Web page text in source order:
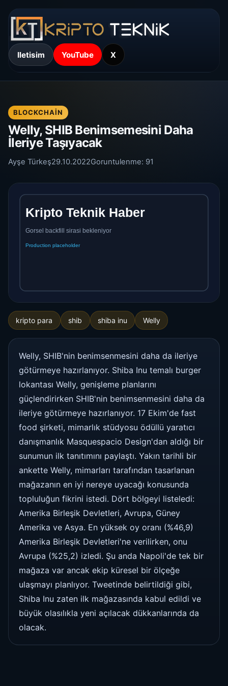
Iletisim YouTube X
BLOCKCHAIN
Welly, SHIB Benimsemesini Daha
İleriye Taşıyacak
Ayşe Türkeş29.10.2022Goruntulenme: 91
kripto para shib shiba inu Welly
Welly, SHIB'nin benimsenmesini daha da ileriye
götürmeye hazırlanıyor. Shiba Inu temalı burger
lokantası Welly, genişleme planlarını
güçlendirirken SHIB'nin benimsenmesini daha da
ileriye götürmeye hazırlanıyor. 17 Ekim'de fast
food şirketi, mimarlık stüdyosu ödüllü yaratıcı
danışmanlık Masquespacio Design'dan aldığı bir
sunumun ilk tanıtımını paylaştı. Yakın tarihli bir
ankette Welly, mimarları tarafından tasarlanan
mağazanın en iyi nereye uyacağı konusunda
topluluğun fikrini istedi. Dört bölgeyi listeledi:
Amerika Birleşik Devletleri, Avrupa, Güney
Amerika ve Asya. En yüksek oy oranı (%46,9)
Amerika Birleşik Devletleri'ne verilirken, onu
Avrupa (%25,2) izledi. Şu anda Napoli'de tek bir
mağaza var ancak ekip küresel bir ölçeğe
ulaşmayı planlıyor. Tweetinde belirtildiği gibi,
Shiba Inu zaten ilk mağazasında kabul edildi ve
büyük olasılıkla yeni açılacak dükkanlarında da
olacak.